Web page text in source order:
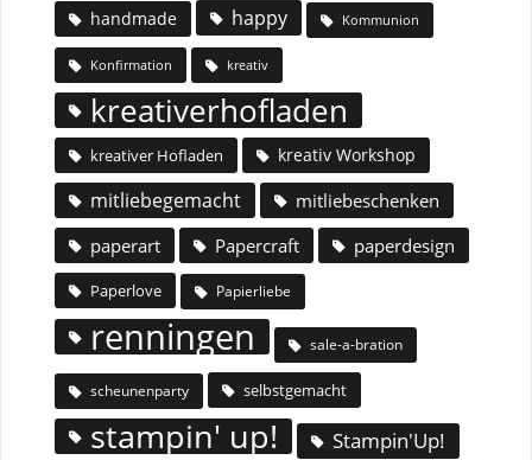
handmade happy Kommunion
Konfirmation kreativ
kreativerhofladen
kreativer Hofladen kreativ Workshop
mitliebegemacht
mitliebeschenken
paperart
Papercraft paperdesign
Paperlove Papierliebe
renningen sale-a-bration
scheunenparty selbstgemacht
stampin' up! Stampin'Up!